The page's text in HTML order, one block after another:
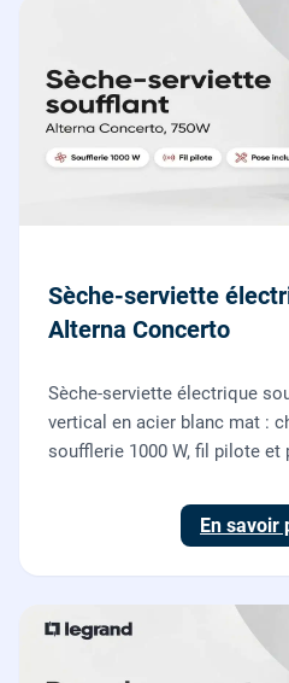
Sèche-serviette
Alterna Concerto
Sèche-serviette électrique
vertical en acier blanc mat :
soufflerie 1000 W, fil pilote
En savoir